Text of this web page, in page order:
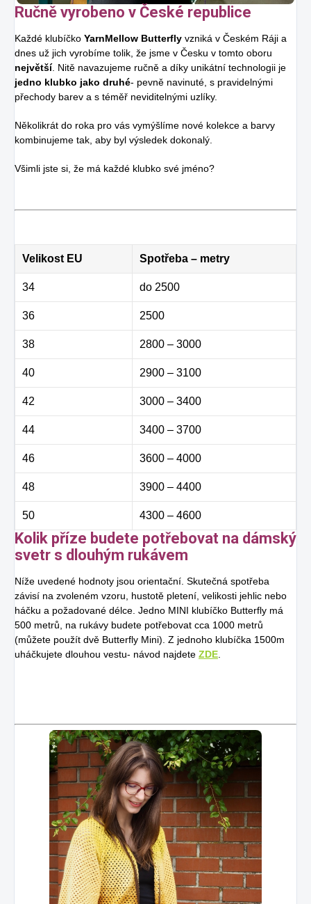
Ručně vyrobeno v České republice
Každé klubíčko YarnMellow Butterfly vzniká v Českém Ráji a
dnes už jich vyrobíme tolik, že jsme v Česku v tomto oboru
největší. Nitě navazujeme ručně a díky unikátní technologii je
jedno klubko jako druhé- pevně navinuté, s pravidelnými
přechody barev a s téměř neviditelnými uzlíky.
Několikrát do roka pro vás vymýšlíme nové kolekce a barvy
kombinujeme tak, aby byl výsledek dokonalý.
Všimli jste si, že má každé klubko své jméno?
Kolik příze budete potřebovat na dámský
svetr s dlouhým rukávem
Níže uvedené hodnoty jsou orientační. Skutečná spotřeba
závisí na zvoleném vzoru, hustotě pletení, velikosti jehlic nebo
háčku a požadované délce. Jedno MINI klubíčko Butterfly má
500 metrů, na rukávy budete potřebovat cca 1000 metrů
(můžete použít dvě Butterfly Mini). Z jednoho klubíčka 1500m
uháčkujete dlouhou vestu- návod najdete ZDE.
Velikost EU Spotřeba – metry
34 do 2500
36 2500
38 2800 – 3000
40 2900 – 3100
42 3000 – 3400
44 3400 – 3700
46 3600 – 4000
48 3900 – 4400
50 4300 – 4600